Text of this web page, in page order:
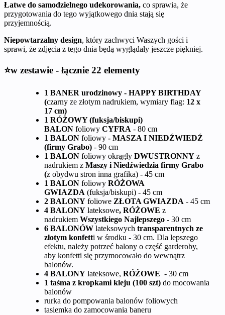
Łatwe do samodzielnego udekorowania, co sprawia, że
przygotowania do tego wyjątkowego dnia stają się
przyjemnością.
Niepowtarzalny design, który zachwyci Waszych gości i
sprawi, że zdjęcia z tego dnia będą wyglądały jeszcze piękniej.
⭐w zestawie - łącznie 22 elementy
1 BANER urodzinowy - HAPPY BIRTHDAY
(czarny ze złotym nadrukiem, wymiary flag: 12 x
17 cm)
1 RÓŻOWY (fuksja/biskupi)
BALON foliowy CYFRA - 80 cm
1 BALON foliowy - MASZA I NIEDŹWIEDŹ
(firmy Grabo) - 90 cm
1 BALON foliowy okrągły DWUSTRONNY z
nadrukiem z Maszy i Niedźwiedzia firmy Grabo
(z obydwu stron inna grafika) - 45 cm
1 BALON foliowy RÓŻOWA
GWIAZDA (fuksja/biskupi) - 45 cm
2 BALONY foliowe ZŁOTA GWIAZDA - 45 cm
4 BALONY lateksowe, RÓŻOWE z
nadrukiem Wszystkiego Najlepszego - 30 cm
6 BALONÓW lateksowych transparentnych ze
złotym konfetti w środku - 30 cm. Dla lepszego
efektu, należy potrzeć balony o część garderoby,
aby konfetti się przymocowało do wewnątrz
balonów.
4 BALONY lateksowe, RÓŻOWE - 30 cm
1 taśma z kropkami kleju (100 szt) do mocowania
balonów
rurka do pompowania balonów foliowych
tasiemka do zamocowania baneru